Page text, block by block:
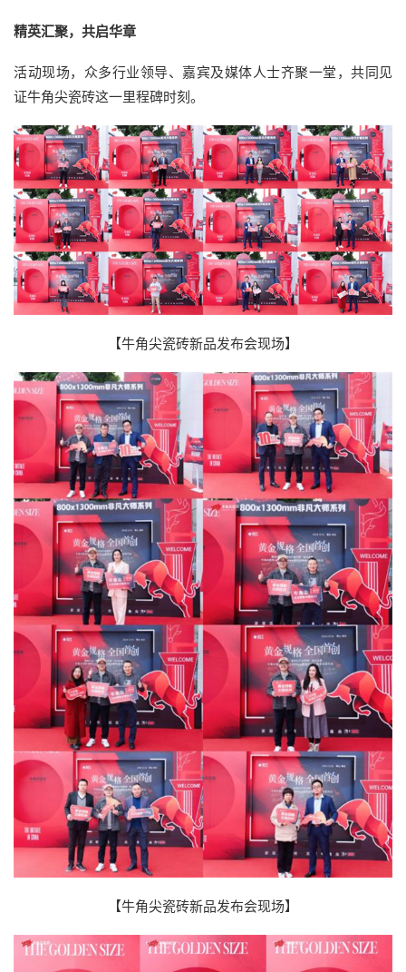
精英汇聚，共启华章
活动现场，众多行业领导、嘉宾及媒体人士齐聚一堂，共同见
证牛角尖瓷砖这一里程碑时刻。
【牛角尖瓷砖新品发布会现场】
【牛角尖瓷砖新品发布会现场】